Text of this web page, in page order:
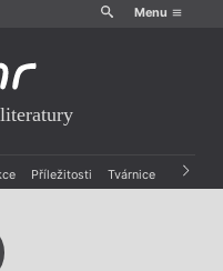
Menu
Příležitosti Tvárnice Archiv